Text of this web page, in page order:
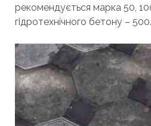
рекомендується марка 50,
гідротехнічного бетону – 500.